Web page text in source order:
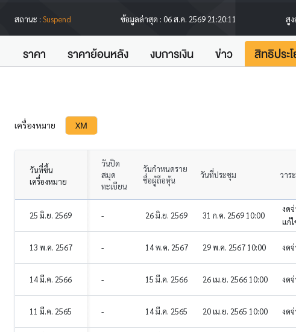
สถานะ : Suspend ข้อมูลล่าสุด : 06 ส.ค. 2569 21:20:11 สู
ราคา ราคาย้อนหลัง งบการเงิน ข่าว สิทธิประ
เครื่องหมาย XM
วันที่ขึ้น
เครื่องหมาย
วันปิด
สมุด
ทะเบียน
วันกำหนดราย
ชื่อผู้ถือหุ้น
วันที่ประชุม วาร
25 มิ.ย. 2569 - 26 มิ.ย. 2569 31 ก.ค. 2569 10:00
งด
แก้
13 พ.ค. 2567 - 14 พ.ค. 2567 29 พ.ค. 2567 10:00 งด
14 มี.ค. 2566 - 15 มี.ค. 2566 26 เม.ย. 2566 10:00 งด
11 มี.ค. 2565 - 14 มี.ค. 2565 20 เม.ย. 2565 10:00 งด